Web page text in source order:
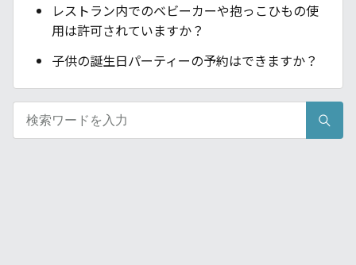
レストラン内でのベビーカーや抱っこひもの使
用は許可されていますか？
子供の誕生日パーティーの予約はできますか？